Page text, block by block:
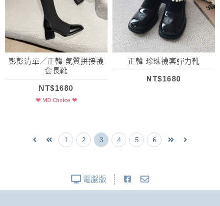
彭彭清單／正韓 氣質拼接襪
套長靴
NT$1680
正韓 珍珠襪套彈力靴
NT$1680
1 2 3 4 5 6
電腦版